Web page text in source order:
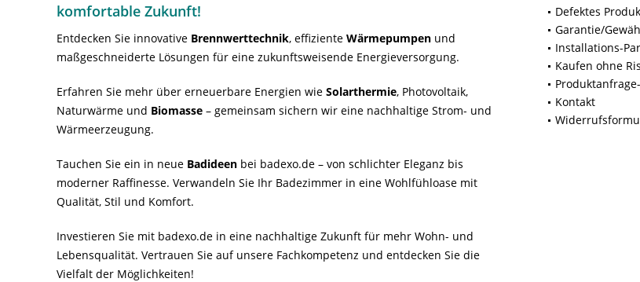
komfortable Zukunft!
Entdecken Sie innovative Brennwerttechnik, effiziente Wärmepumpen und
maßgeschneiderte Lösungen für eine zukunftsweisende Energieversorgung.
Erfahren Sie mehr über erneuerbare Energien wie Solarthermie, Photovoltaik,
Naturwärme und Biomasse – gemeinsam sichern wir eine nachhaltige Strom- und
Wärmeerzeugung.
Tauchen Sie ein in neue Badideen bei badexo.de – von schlichter Eleganz bis
moderner Raffinesse. Verwandeln Sie Ihr Badezimmer in eine Wohlfühloase mit
Qualität, Stil und Komfort.
Investieren Sie mit badexo.de in eine nachhaltige Zukunft für mehr Wohn- und
Lebensqualität. Vertrauen Sie auf unsere Fachkompetenz und entdecken Sie die
Vielfalt der Möglichkeiten!
Defektes
Garantie/
Installations-
Kaufen ohne
Kontakt